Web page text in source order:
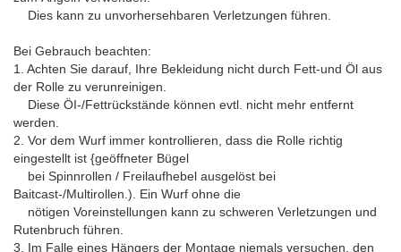
Dies kann zu unvorhersehbaren Verletzungen führen.
Bei Gebrauch beachten:
1. Achten Sie darauf, Ihre Bekleidung nicht durch Fett-und Öl aus
der Rolle zu verunreinigen.
Diese ÖI-/Fettrückstände können evtl. nicht mehr entfernt
werden.
2. Vor dem Wurf immer kontrollieren, dass die Rolle richtig
eingestellt ist {geöffneter Bügel
bei Spinnrollen / Freilaufhebel ausgelöst bei
Baitcast-/Multirollen.). Ein Wurf ohne die
nötigen Voreinstellungen kann zu schweren Verletzungen und
Rutenbruch führen.
3. Im Falle eines Hängers der Montage niemals versuchen, den